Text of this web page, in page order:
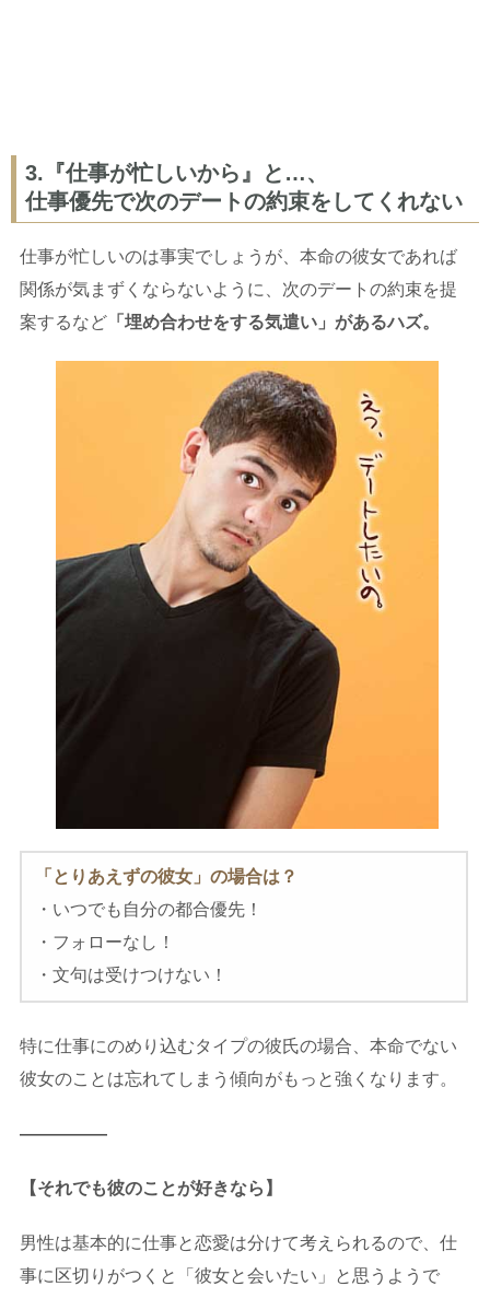
3.『仕事が忙しいから』と…、
仕事優先で次のデートの約束をしてくれない
仕事が忙しいのは事実でしょうが、本命の彼女であれば
関係が気まずくならないように、次のデートの約束を提
案するなど 「埋め合わせをする気遣い」があるハズ。
「とりあえずの彼女」の場合は？
・いつでも自分の都合優先！
・フォローなし！
・文句は受けつけない！
特に仕事にのめり込むタイプの彼氏の場合、本命でない
彼女のことは忘れてしまう傾向がもっと強くなります。
—————
【それでも彼のことが好きなら】
男性は基本的に仕事と恋愛は分けて考えられるので、仕
事に区切りがつくと「彼女と会いたい」と思うようで